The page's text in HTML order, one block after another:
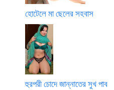
হোটেলে মা ছেলের সহবাস
হুরপরী চোদে জান্নাতের সুখ পাব